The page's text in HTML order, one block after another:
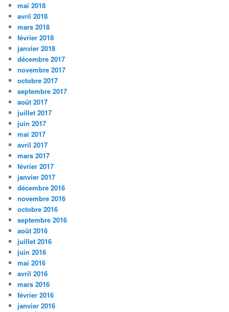
mai 2018
avril 2018
mars 2018
février 2018
janvier 2018
décembre 2017
novembre 2017
octobre 2017
septembre 2017
août 2017
juillet 2017
juin 2017
mai 2017
avril 2017
mars 2017
février 2017
janvier 2017
décembre 2016
novembre 2016
octobre 2016
septembre 2016
août 2016
juillet 2016
juin 2016
mai 2016
avril 2016
mars 2016
février 2016
janvier 2016